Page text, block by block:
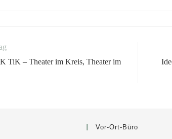
TiK – Theater im Kreis, Theater im
Vor-Ort-Büro